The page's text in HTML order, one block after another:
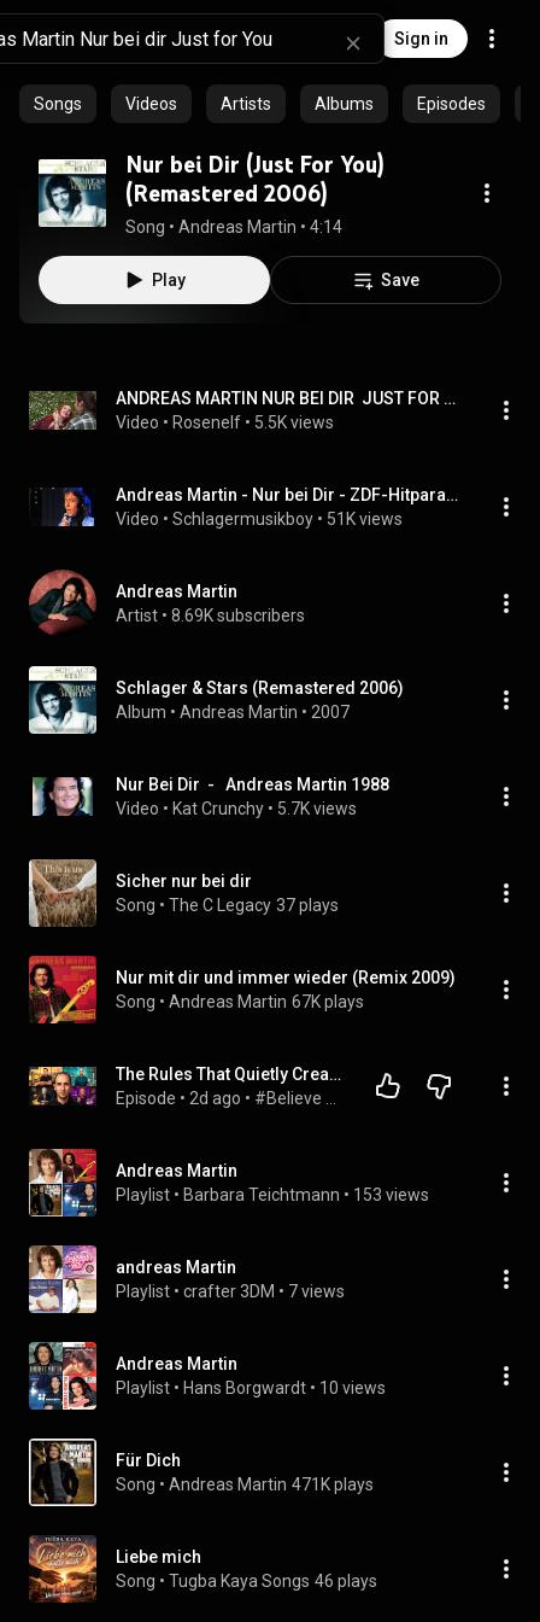
Sign in
Songs Videos Artists Albums Episodes
Nur bei Dir (Just For You)
(Remastered 2006)
Song • Andreas Martin • 4:14
Play Save
ANDREAS MARTIN NUR BEI DIR  JUST FOR YOU
Video • Rosenelf • 5.5K views
Andreas Martin - Nur bei Dir - ZDF-Hitparade - 1988
Video • Schlagermusikboy • 51K views
Andreas Martin
Artist • 8.69K subscribers
Schlager & Stars (Remastered 2006)
Album • Andreas Martin • 2007
Nur Bei Dir  -   Andreas Martin 1988
Video • Kat Crunchy • 5.7K views
Sicher nur bei dir
Song • The C Legacy 37 plays
Nur mit dir und immer wieder (Remix 2009)
Song • Andreas Martin 67K plays
The Rules That Quietly Create Millionaires
Episode • 2d ago •
Andreas Martin
Playlist • Barbara Teichtmann • 153 views
andreas Martin
Playlist • crafter 3DM • 7 views
Andreas Martin
Playlist • Hans Borgwardt • 10 views
Für Dich
Song • Andreas Martin 471K plays
Liebe mich
Song • Tugba Kaya Songs 46 plays